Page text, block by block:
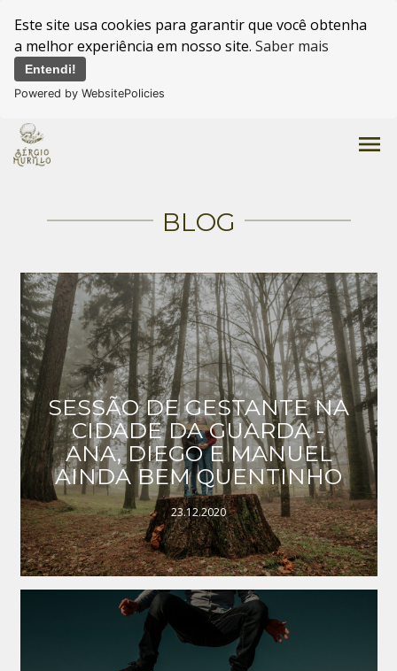
Este site usa cookies para garantir que você obtenha
a melhor experiência em nosso site. Saber mais
Entendi!
Powered by WebsitePolicies
menu
BLOG
SESSÃO DE GESTANTE NA
CIDADE DA GUARDA -
ANA, DIEGO E MANUEL
AINDA BEM QUENTINHO
23.12.2020